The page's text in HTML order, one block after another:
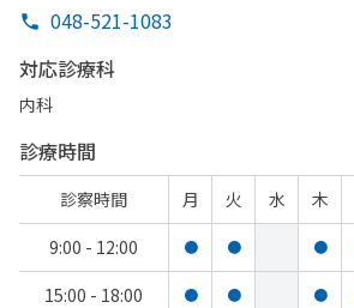
048-521-1083
対応診療科
内科
診療時間
診察時間 月 火 水 木
9:00 - 12:00
● ● ●
15:00 - 18:00 ● ● ●